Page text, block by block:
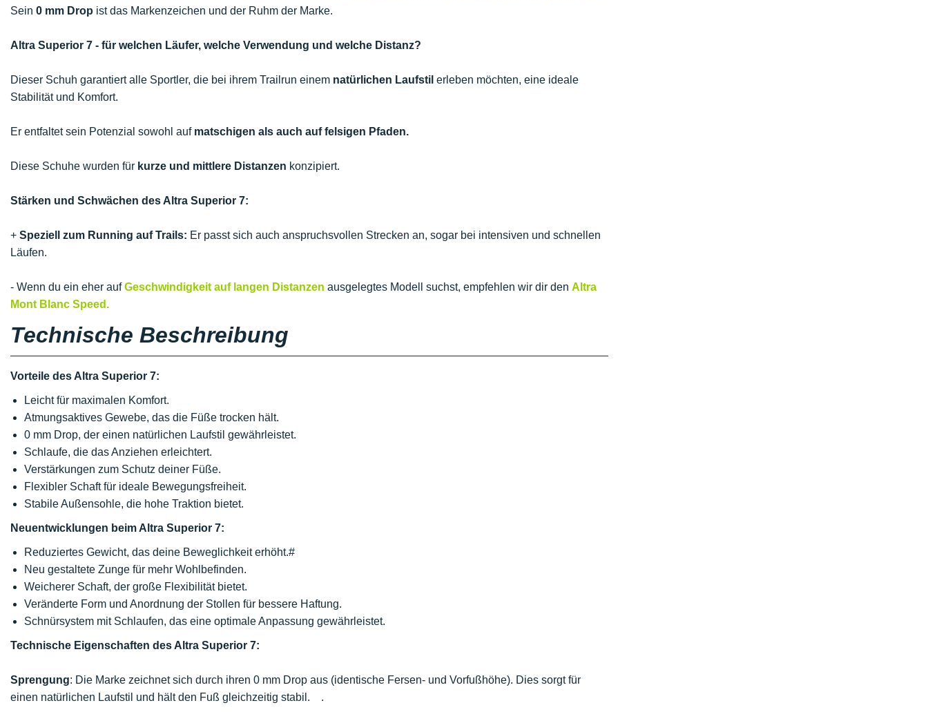
Sein 0 mm Drop ist das Markenzeichen und der Ruhm der Marke.
Altra Superior 7 - für welchen Läufer, welche Verwendung und welche Distanz?
Dieser Schuh garantiert alle Sportler, die bei ihrem Trailrun einem natürlichen Laufstil erleben möchten, eine ideale
Stabilität und Komfort.
Er entfaltet sein Potenzial sowohl auf matschigen als auch auf felsigen Pfaden.
Diese Schuhe wurden für kurze und mittlere Distanzen konzipiert.
Stärken und Schwächen des Altra Superior 7:
+ Speziell zum Running auf Trails: Er passt sich auch anspruchsvollen Strecken an, sogar bei intensiven und schnellen
Läufen.
- Wenn du ein eher aufGeschwindigkeit auf langen Distanzen ausgelegtes Modell suchst, empfehlen wir dir den Altra
Mont Blanc Speed.
Technische Beschreibung
Vorteile des Altra Superior 7:
Leicht für maximalen Komfort.
Atmungsaktives Gewebe, das die Füße trocken hält.
0 mm Drop, der einen natürlichen Laufstil gewährleistet.
Schlaufe, die das Anziehen erleichtert.
Verstärkungen zum Schutz deiner Füße.
Flexibler Schaft für ideale Bewegungsfreiheit.
Stabile Außensohle, die hohe Traktion bietet.
Neuentwicklungen beim Altra Superior 7:
Reduziertes Gewicht, das deine Beweglichkeit erhöht.#
Neu gestaltete Zunge für mehr Wohlbefinden.
Weicherer Schaft, der große Flexibilität bietet.
Veränderte Form und Anordnung der Stollen für bessere Haftung.
Schnürsystem mit Schlaufen, das eine optimale Anpassung gewährleistet.
Technische Eigenschaften des Altra Superior 7:
Sprengung: Die Marke zeichnet sich durch ihren 0 mm Drop aus (identische Fersen- und Vorfußhöhe). Dies sorgt für
einen natürlichen Laufstil und hält den Fuß gleichzeitig stabil. .